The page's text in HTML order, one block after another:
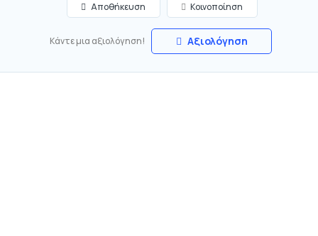
Αποθήκευση Κοινοποίηση
Κάντε μια αξιολόγηση! Αξιολόγηση